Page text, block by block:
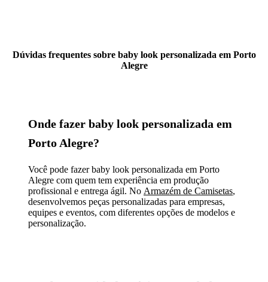
Dúvidas frequentes sobre baby look personalizada em Porto
Alegre
Onde fazer baby look personalizada em
Porto Alegre?
Você pode fazer baby look personalizada em Porto
Alegre com quem tem experiência em produção
profissional e entrega ágil. No Armazém de Camisetas,
desenvolvemos peças personalizadas para empresas,
equipes e eventos, com diferentes opções de modelos e
personalização.